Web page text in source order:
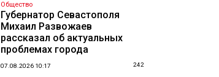
Общество
Губернатор Севастополя
Михаил Развожаев
рассказал об актуальных
проблемах города
07.08.2026 10:17 242